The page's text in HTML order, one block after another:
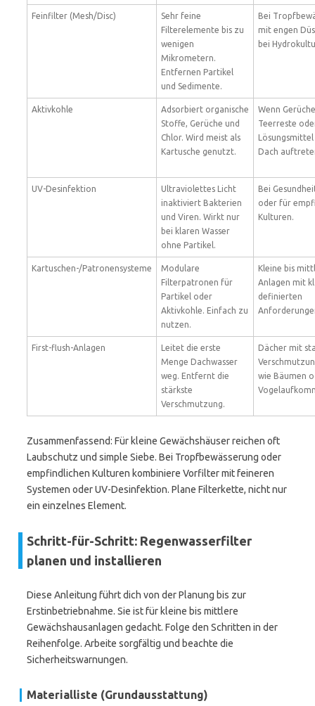
Feinfilter (Mesh/Disc)
Sehr feine
Filterelemente bis zu
wenigen
Mikrometern.
Entfernen Partikel
und Sedimente.
Bei
mit engen
bei
Aktivkohle
Adsorbiert organische
Stoffe, Gerüche und
Chlor. Wird meist als
Kartusche genutzt.
Wenn
Teerreste
Dach
UV-Desinfektion
Ultraviolettes Licht
inaktiviert Bakterien
und Viren. Wirkt nur
bei klaren Wasser
ohne Partikel.
Bei
oder für
Kulturen.
Kartuschen-/Patronensysteme
Modulare
Filterpatronen für
Partikel oder
Aktivkohle. Einfach zu
nutzen.
Kleine bis
Anlagen mit
definierten
First-flush-Anlagen
Leitet die erste
Menge Dachwasser
weg. Entfernt die
stärkste
Verschmutzung.
Dächer mit
wie Bäumen
Zusammenfassend: Für kleine Gewächshäuser reichen oft
Laubschutz und simple Siebe. Bei Tropfbewässerung oder
empfindlichen Kulturen kombiniere Vorfilter mit feineren
Systemen oder UV-Desinfektion. Plane Filterkette, nicht nur
ein einzelnes Element.
Schritt-für-Schritt: Regenwasserfilter
planen und installieren
Diese Anleitung führt dich von der Planung bis zur
Erstinbetriebnahme. Sie ist für kleine bis mittlere
Gewächshausanlagen gedacht. Folge den Schritten in der
Reihenfolge. Arbeite sorgfältig und beachte die
Sicherheitswarnungen.
Materialliste (Grundausstattung)